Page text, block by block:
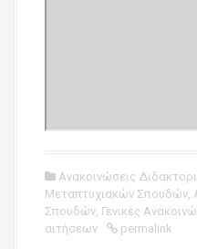
Ανακοινώσεις
Μεταπτυχιακών Σπουδών,
Σπουδών, Γενικές
αιτήσεων
permalink